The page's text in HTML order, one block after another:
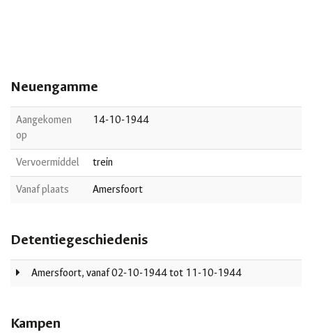
Neuengamme
Aangekomen
op
14-10-1944
Vervoermiddel trein
Vanaf plaats Amersfoort
Detentiegeschiedenis
Amersfoort, vanaf 02-10-1944 tot 11-10-1944
Kampen